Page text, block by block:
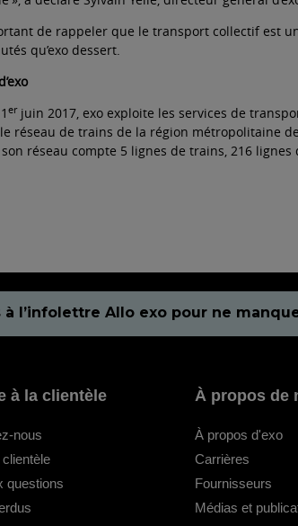
de rappeler que le transport collectif est
qu’exo dessert.
erjuin 2017, exo exploite les services de
réseau de trains de la région métropolitaine
réseau compte 5 lignes de trains, 216
l’infolettre Allo exo pour ne
à la clientèle
nous
questions
À propos de
À propos d'exo
Carrières
Fournisseurs
Médias et